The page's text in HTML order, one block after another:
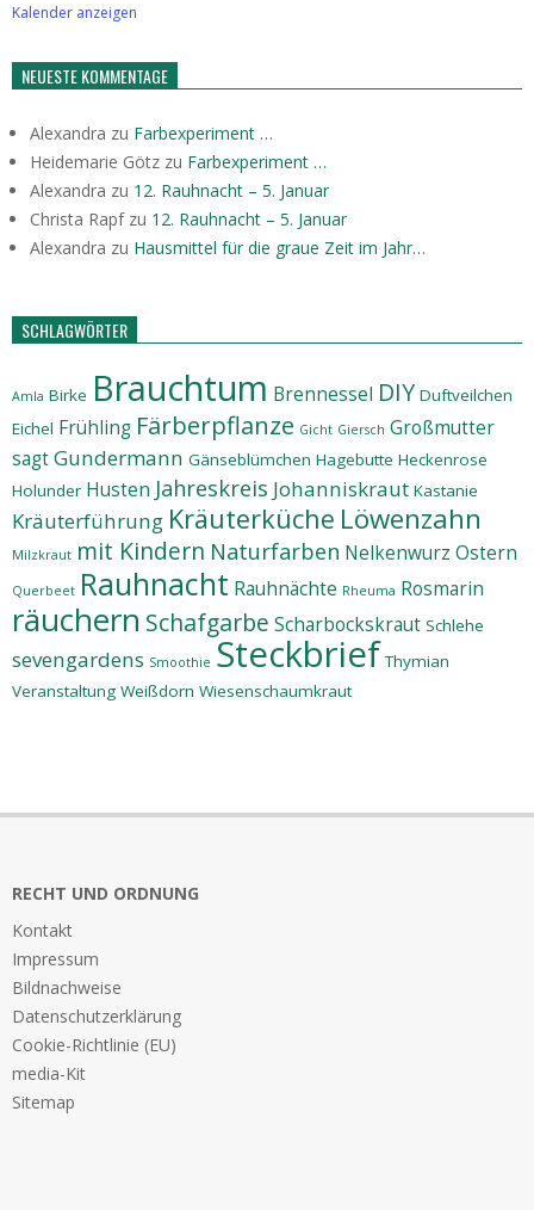
Kalender anzeigen
NEUESTE KOMMENTAGE
Alexandra zu Farbexperiment …
Heidemarie Götz zu Farbexperiment …
Alexandra zu 12. Rauhnacht – 5. Januar
Christa Rapfzu 12. Rauhnacht – 5. Januar
Alexandra zu Hausmittel für die graue Zeit im Jahr…
SCHLAGWÖRTER
Amla Birke Brauchtum Brennessel DIY Duftveilchen
Eichel Frühling Färberpflanze Gicht Giersch Großmutter
sagtGundermann Gänseblümchen Hagebutte Heckenrose
Holunder Husten Jahreskreis Johanniskraut Kastanie
Kräuterführung Kräuterküche Löwenzahn
Milzkraut mit Kindern Naturfarben Nelkenwurz Ostern
Querbeet Rauhnacht Rauhnächte Rheuma Rosmarin
räuchern Schafgarbe Scharbockskraut Schlehe
sevengardens Smoothie Steckbrief Thymian
Veranstaltung Weißdorn Wiesenschaumkraut
RECHT UND ORDNUNG
Kontakt
Impressum
Bildnachweise
Datenschutzerklärung
Cookie-Richtlinie (EU)
media-Kit
Sitemap